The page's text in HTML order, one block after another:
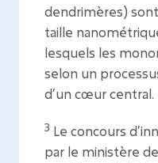
dendrimères)
taille
lesquels les
selon un
d’un cœur central.
3 Le concours
par le ministère